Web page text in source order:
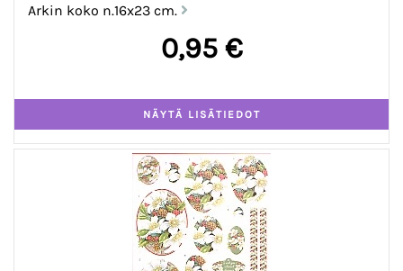
Arkin koko n.16x23 cm.
0,95 €